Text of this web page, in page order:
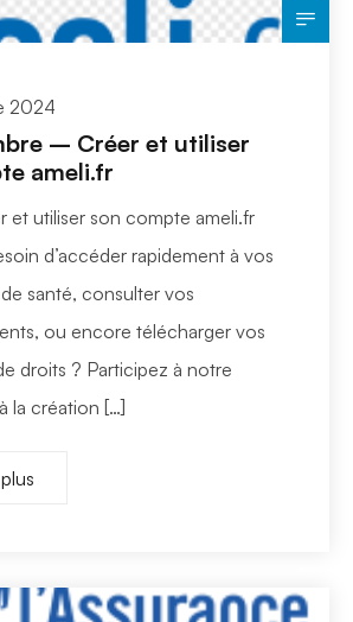
2024
– Créer et utiliser
ameli.fr
et utiliser son compte ameli.fr
d’accéder rapidement à vos
santé, consulter vos
ou encore télécharger vos
droits ? Participez à notre
la création […]